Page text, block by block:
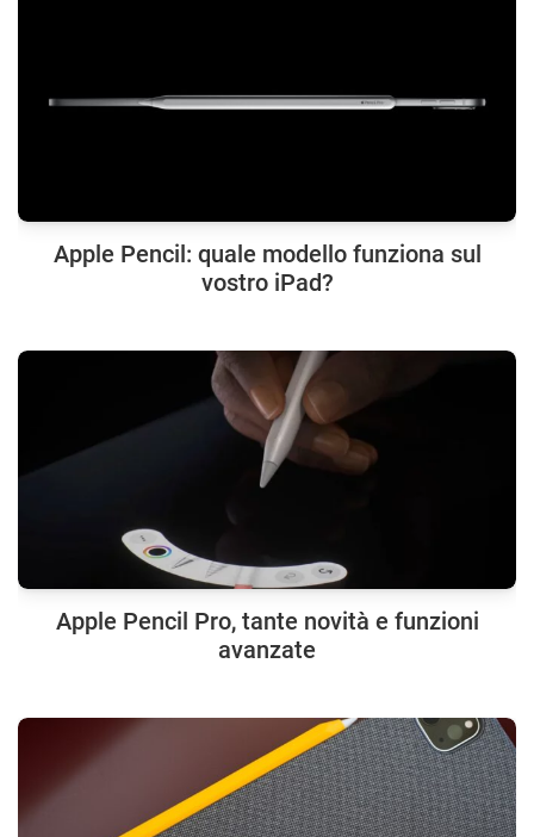
Apple Pencil: quale modello funziona sul
vostro iPad?
Apple Pencil Pro, tante novità e funzioni
avanzate